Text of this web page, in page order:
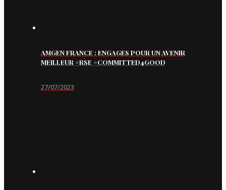
AMGEN FRANCE : ENGAGES POUR UN AVENIR
MEILLEUR #RSE #COMMITTED4GOOD
27/07/2023